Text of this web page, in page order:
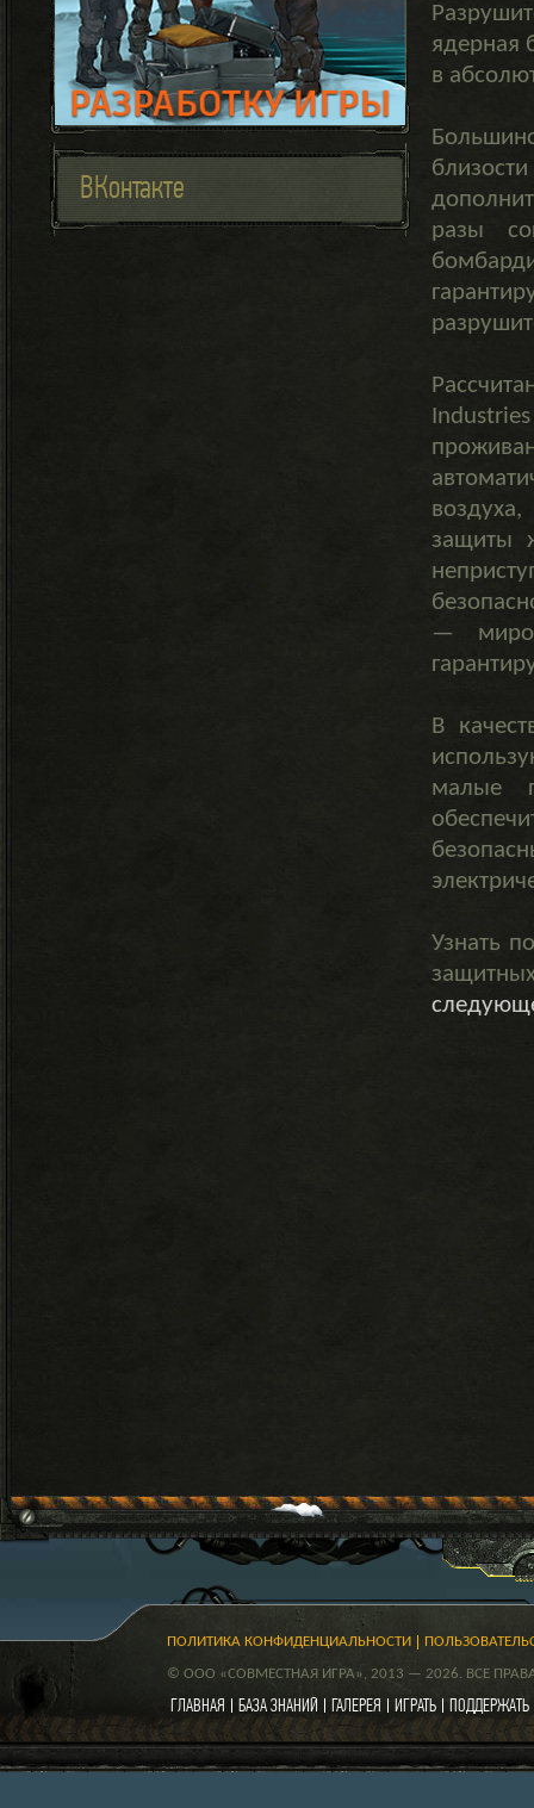
ВКонтакте
ядерная
в
разы
защиты
—
В
малые
Узнать
ПОЛИТИКА КОНФИДЕНЦИАЛЬНОСТИ
© ООО «СОВМЕСТНАЯ ИГРА», 2013 — 2026. ВСЕ
ГЛАВНАЯ БАЗА ЗНАНИЙ ГАЛЕРЕЯ ИГРАТЬ ПОДДЕРЖАТЬ